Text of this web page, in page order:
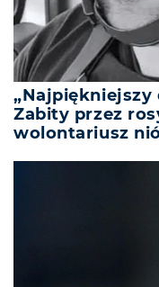
„Najpiękniejszy
Zabity przez
wolontariusz